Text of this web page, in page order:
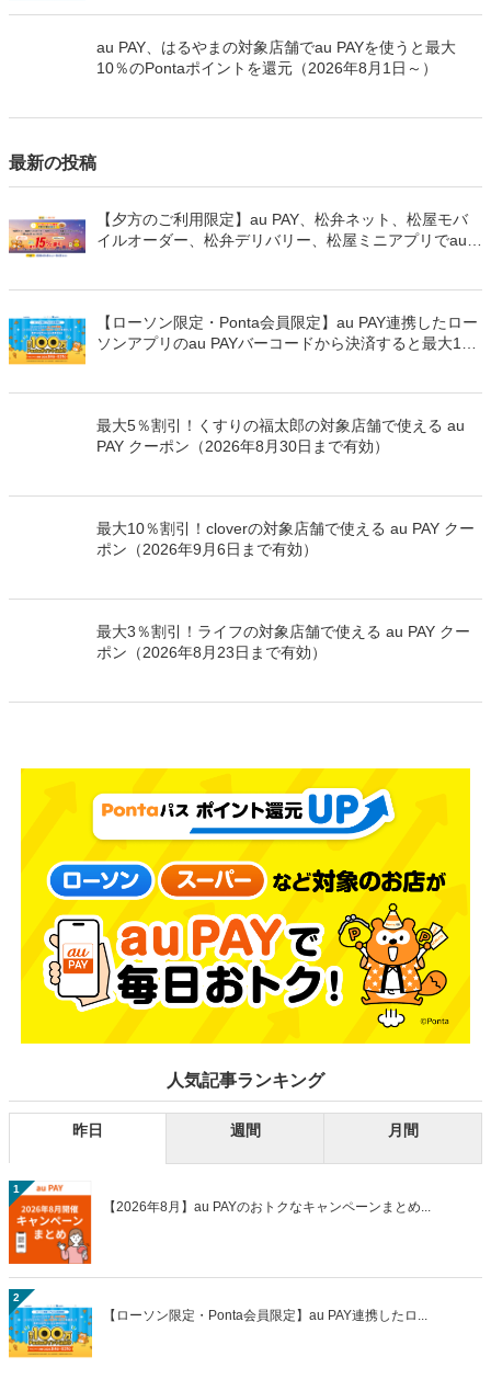
au PAY、はるやまの対象店舗でau PAYを使うと最大
10％のPontaポイントを還元（2026年8月1日～）
最新の投稿
【夕方のご利用限定】au PAY、松弁ネット、松屋モバ
イルオーダー、松弁デリバリー、松屋ミニアプリでau
【ローソン限定・Ponta会員限定】au PAY連携したロー
ソンアプリのau PAYバーコードから決済すると最大100
最大5％割引！くすりの福太郎の対象店舗で使える au
PAY クーポン（2026年8月30日まで有効）
最大10％割引！cloverの対象店舗で使える au PAY クー
ポン（2026年9月6日まで有効）
最大3％割引！ライフの対象店舗で使える au PAY クー
ポン（2026年8月23日まで有効）
人気記事ランキング
昨日 週間 月間
1
【2026年8月】au PAYのおトクなキャンペーンまとめ...
2
【ローソン限定・Ponta会員限定】au PAY連携したロ...